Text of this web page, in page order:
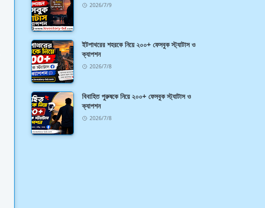
2026/7/9
ইটপাথরের শহরকে নিয়ে ২০০+ ফেসবুক স্ট্যাটাস ও
ক্যাপশন
2026/7/8
বিবাহিত পুরুষকে নিয়ে ২০০+ ফেসবুক স্ট্যাটাস ও
ক্যাপশন
2026/7/8